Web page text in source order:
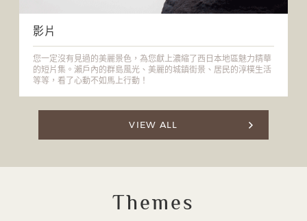
影片
您一定沒有見過的美麗景色，為您獻上濃縮了西日本地區魅力精華
的短片集。瀨戶內的群島風光、美麗的城鎮街景、居民的淳樸生活
等等，看了心動不如馬上行動！
VIEW ALL
Themes